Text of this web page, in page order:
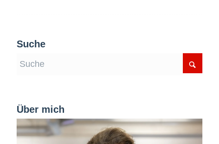
Suche
Über mich